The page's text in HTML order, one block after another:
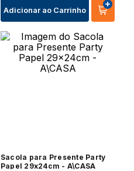
Adicionar ao Carrinho
Sacola para Presente Party
Papel 29x24cm - A\CASA